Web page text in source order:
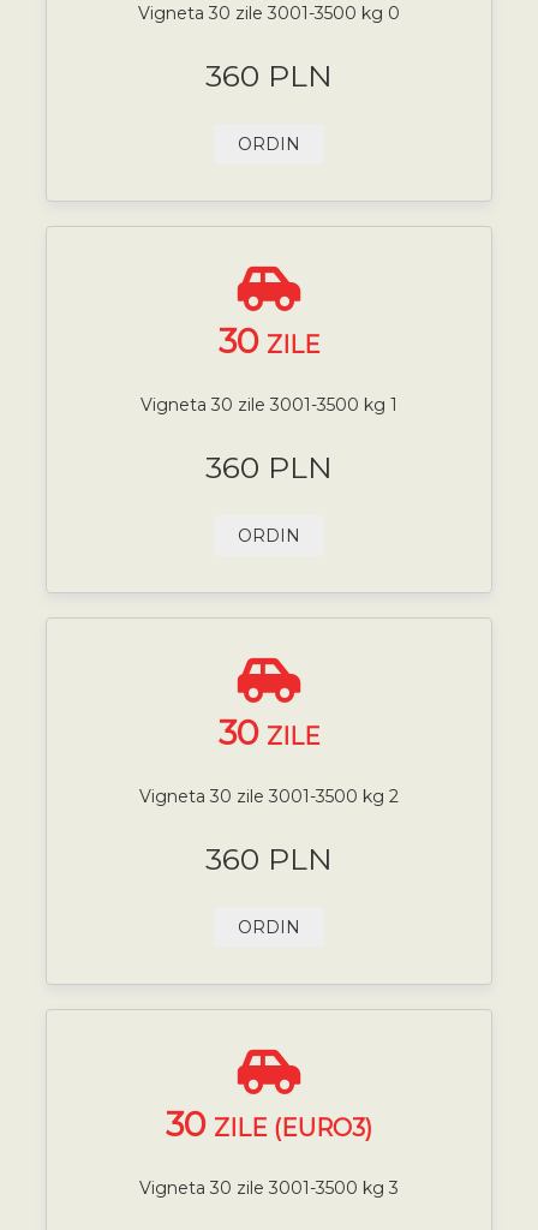
Vigneta 30 zile 3001-3500 kg 0
360 PLN
ORDIN
30 ZILE
Vigneta 30 zile 3001-3500 kg 1
360 PLN
ORDIN
30 ZILE
Vigneta 30 zile 3001-3500 kg 2
360 PLN
ORDIN
30 ZILE (EURO3)
Vigneta 30 zile 3001-3500 kg 3